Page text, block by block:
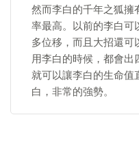
然而李白的千年之狐擁
率最高。以前的李白可
多位移，而且大招還可
用李白的時候，都會出
就可以讓李白的生命值
白，非常的強勢。